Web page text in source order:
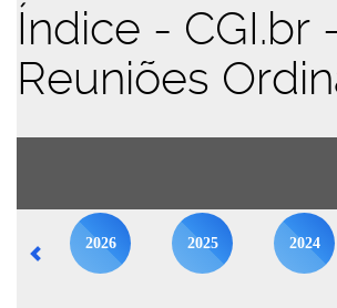
Índice - CGI.br
Reuniões
2026 2025 2024